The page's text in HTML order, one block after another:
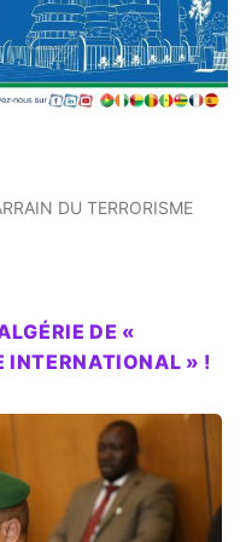
DU TERRORISME
DE «
INTERNATIONAL » !